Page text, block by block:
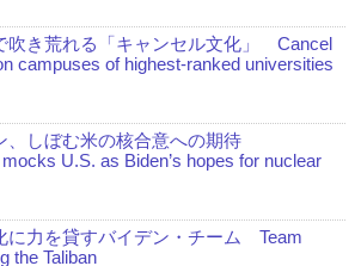
吹き荒れる「キャンセル文化」 Cancel
campuses of highest-ranked universities
、しぼむ米の核合意への期待
U.S. as Biden’s hopes for nuclear
に力を貸すバイデン・チーム Team
the Taliban